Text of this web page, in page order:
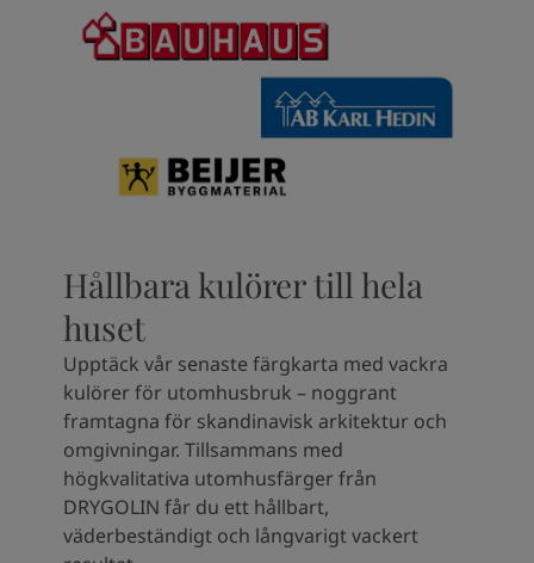
Hållbara kulörer till hela
huset
Upptäck vår senaste färgkarta med vackra
kulörer för utomhusbruk – noggrant
framtagna för skandinavisk arkitektur och
omgivningar. Tillsammans med
högkvalitativa utomhusfärger från
DRYGOLIN får du ett hållbart,
väderbeständigt och långvarigt vackert